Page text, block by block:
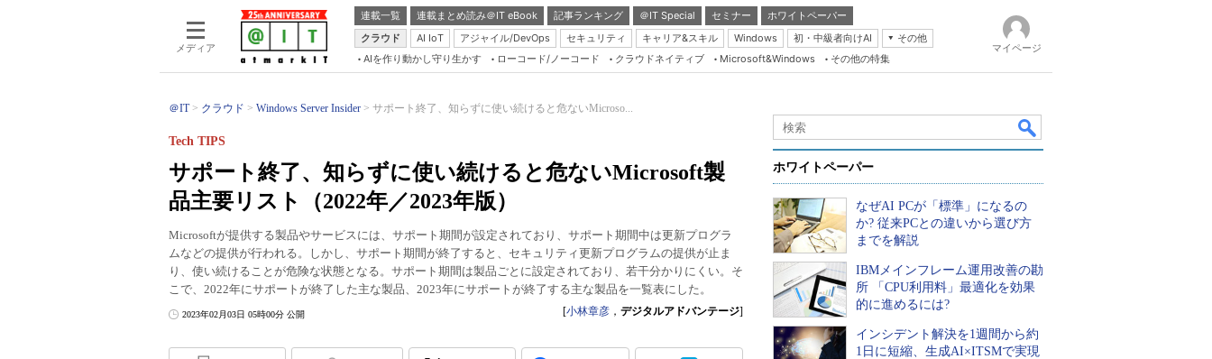
メディア
連載一覧 連載まとめ読み＠IT eBook 記事ランキング ＠IT Special セミナー
ホワイトペーパー
クラウド
AI IoT アジャイル/DevOps セキュリティ キャリア&スキル Windows 初・中級者向けAI
その他
Server & Storage
Java Agile
Database Expert
Linux ＆ OSS
Master of IP Network
Security & Trust
AIを作り動かし守り生かす ローコード/ノーコード クラウドネイティブ Microsoft&Windows その他の特集
マイページ
＠IT クラウド Windows Server Insider サポート終了、知らずに使い続けると危ないMicroso...
サポート終了、知らずに使い続けると危ないMicrosoft製
品主要リスト（2022年／2023年版）
Tech TIPS
Microsoftが提供する製品やサービスには、サポート期間が設定されており、サポート期間中は更新プログラ
ムなどの提供が行われる。しかし、サポート期間が終了すると、セキュリティ更新プログラムの提供が止ま
り、使い続けることが危険な状態となる。サポート期間は製品ごとに設定されており、若干分かりにくい。そ
こで、2022年にサポートが終了した主な製品、2023年にサポートが終了する主な製品を一覧表にした。
2023年02月03日 05時00分 公開 [小林章彦 ， デジタルアドバンテージ]
ホワイトペーパー
なぜAI PCが「標準」になるの
か? 従来PCとの違いから選び方
までを解説
IBMメインフレーム運用改善の勘
所 「CPU利用料」最適化を効果
的に進めるには?
インシデント解決を1週間から約
1日に短縮、生成AI×ITSMで実現